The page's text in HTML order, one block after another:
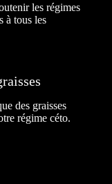
les régimes
à tous les
des graisses
régime céto.